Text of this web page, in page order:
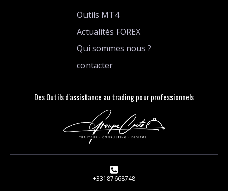
Outils MT4
Actualités FOREX
Qui sommes nous ?
contacter
Des Outils d'assistance au trading pour professionnels
+33187668748